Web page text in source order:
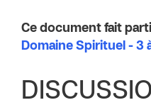
Ce document fait
Domaine Spirituel - 3